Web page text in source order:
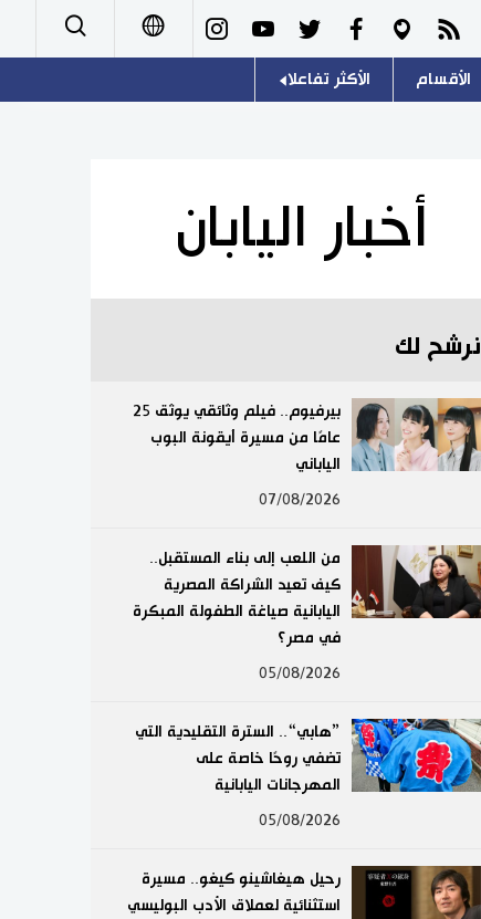
الأقسام
تجارب وآراء
سياسة
اقتصاد
مجتمع
ثقافة
طوكيو
الأكثر تفاعلا
هو وهي
المطبخ الياباني
أخبار اليابان
نرشح لك
بيرفيوم.. فيلم وثائقي يوثق 25
عامًا من مسيرة أيقونة البوب
الياباني
07/08/2026
من اللعب إلى بناء المستقبل..
كيف تعيد الشراكة المصرية
اليابانية صياغة الطفولة المبكرة
في مصر؟
05/08/2026
”هابي“.. السترة التقليدية التي
تضفي روحًا خاصة على
المهرجانات اليابانية
05/08/2026
رحيل هيغاشينو كيغو.. مسيرة
استثنائية لعملاق الأدب البوليسي